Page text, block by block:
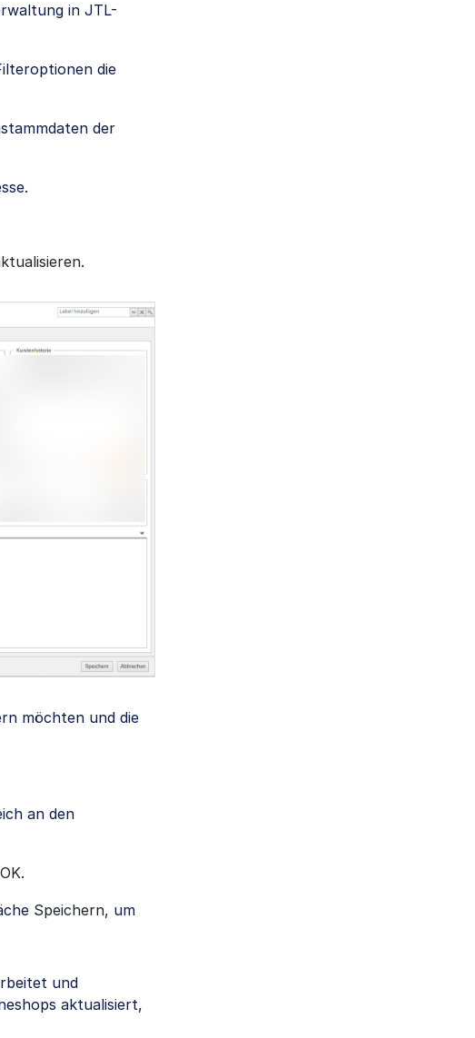
in JTL-
die
der
.
möchten und die
an den
OK.
Speichern, um
und
aktualisiert,